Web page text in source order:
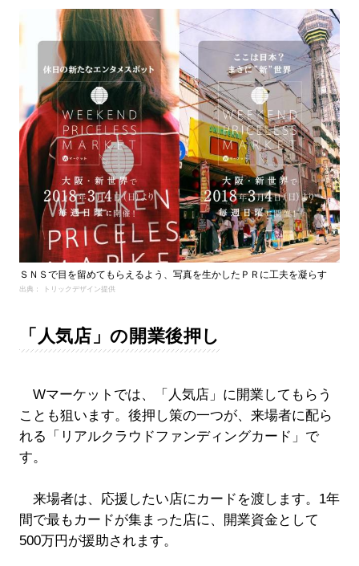
ＳＮＳで目を留めてもらえるよう、写真を生かしたＰＲに工夫を凝らす
出典： トリックデザイン提供
「人気店」の開業後押し
Wマーケットでは、「人気店」に開業してもらう
ことも狙います。後押し策の一つが、来場者に配ら
れる「リアルクラウドファンディングカード」で
す。
来場者は、応援したい店にカードを渡します。1年
間で最もカードが集まった店に、開業資金として
500万円が援助されます。